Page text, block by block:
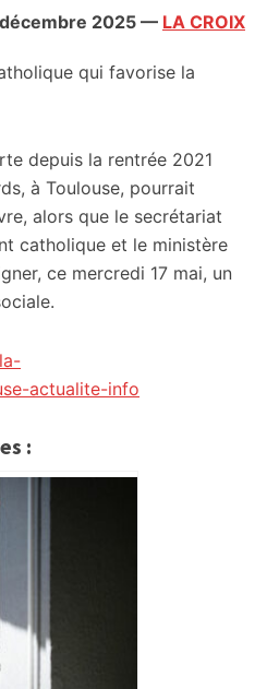
2025 — LA CROIX
qui favorise la
depuis la rentrée 2021
à Toulouse, pourrait
alors que le secrétariat
catholique et le ministère
ce mercredi 17 mai, un
actualite-info
: